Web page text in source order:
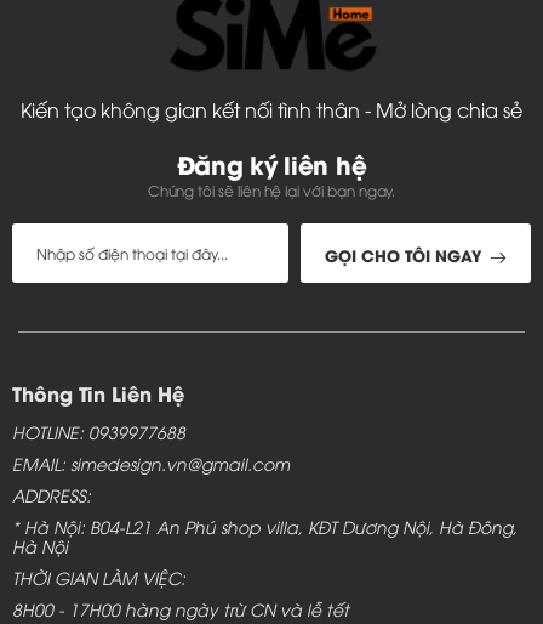
Kiến tạo không gian kết nối tình thân - Mở lòng chia sẻ
Đăng ký liên hệ
Chúng tôi sẽ liên hệ lại với bạn ngay.
GỌI CHO TÔI NGAY
Thông Tin Liên Hệ
HOTLINE: 0939977688
EMAIL: simedesign.vn@gmail.com
ADDRESS:
* Hà Nội: B04-L21 An Phú shop villa, KĐT Dương Nội, Hà Đông,
Hà Nội
THỜI GIAN LÀM VIỆC:
8H00 - 17H00 hàng ngày trừ CN và lễ tết